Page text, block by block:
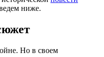
ниже.
Но в своем